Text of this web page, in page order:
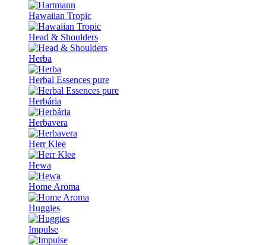
Hawaiian Tropic
Head & Shoulders
Herba
Herbal Essences pure
Herbária
Herbavera
Herr Klee
Hewa
Home Aroma
Huggies
Impulse